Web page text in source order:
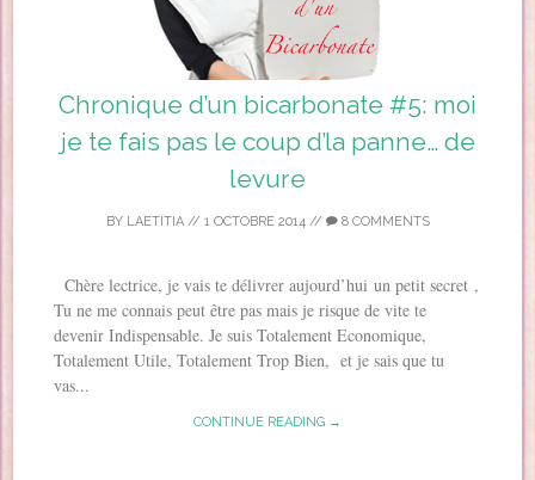
Chronique d’un bicarbonate #5: moi
je te fais pas le coup d’la panne… de
levure
BY LAETITIA// 1 OCTOBRE 2014 // 8 COMMENTS
Chère lectrice, je vais te délivrer aujourd’hui un petit secret ,
Tu ne me connais peut être pas mais je risque de vite te
devenir Indispensable. Je suis Totalement Economique,
Totalement Utile, Totalement Trop Bien, et je sais que tu
vas...
CONTINUE READING →